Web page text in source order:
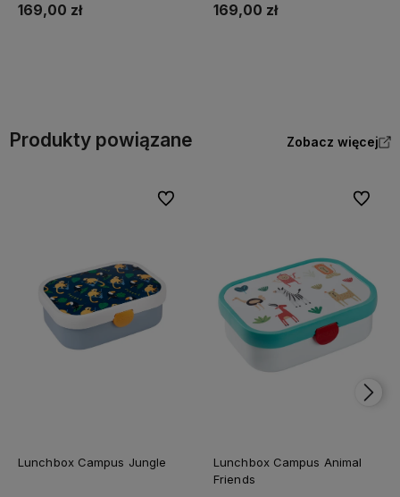
169,00 zł 169,00 zł
Produkty powiązane Zobacz więcej
Lunchbox Campus Jungle
Do ulubionych
Lunchbox Campus Animal
Friends
Do